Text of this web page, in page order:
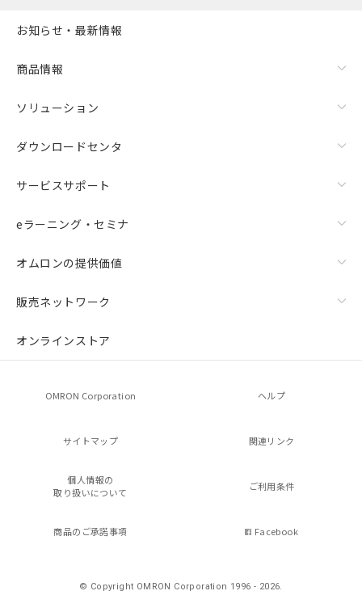
お知らせ・最新情報
商品情報
ソリューション
ダウンロードセンタ
サービスサポート
eラーニング・セミナ
オムロンの提供価値
販売ネットワーク
オンラインストア
OMRON Corporation ヘルプ
サイトマップ 関連リンク
個人情報の
取り扱いについて
ご利用条件
商品のご承諾事項 Facebook
© Copyright OMRON Corporation 1996 - 2026.